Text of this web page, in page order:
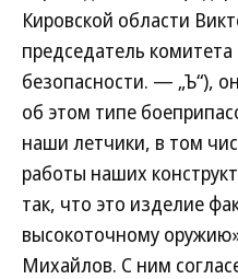
Кировской области
председатель
безопасности. — „Ъ“),
об этом типе
наши летчики, в том
работы наших
так, что это изделие
высокоточному
Михайлов. С ним